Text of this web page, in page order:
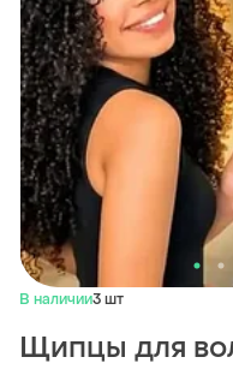
В наличии3 шт
Щипцы для